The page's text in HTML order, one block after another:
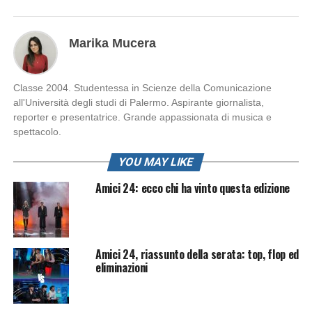
Marika Mucera
Classe 2004. Studentessa in Scienze della Comunicazione
all'Università degli studi di Palermo. Aspirante giornalista,
reporter e presentatrice. Grande appassionata di musica e
spettacolo.
YOU MAY LIKE
Amici 24: ecco chi ha vinto questa edizione
Amici 24, riassunto della serata: top, flop ed
eliminazioni